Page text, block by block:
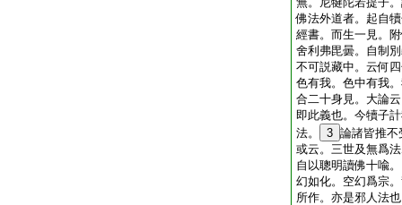
佛法外道者。起自
經書。而生一見。
舍利弗毘曇。自制
不可説藏中。云何
色有我。色中有我
合二十身見。大論
即此義也。今犢子
法。
3 論諸皆推不
或云。三世及無爲
自以聰明讀佛十喩
幻如化。空幻爲宗
所作。亦是邪人法